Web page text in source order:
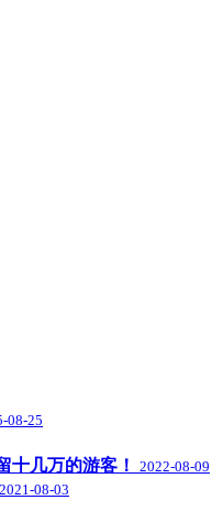
08-25
十几万的游客！ 2022-08-09
2021-08-03